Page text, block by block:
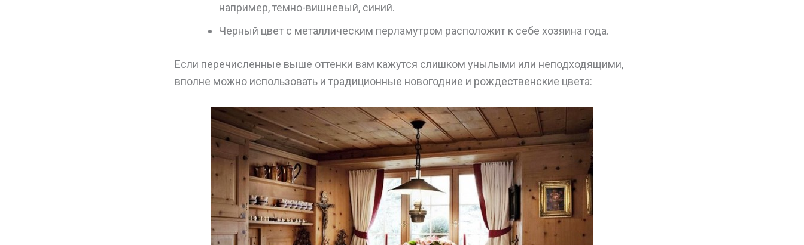
например, темно-вишневый, синий.
Черный цвет с металлическим перламутром расположит к себе хозяина года.
Если перечисленные выше оттенки вам кажутся слишком унылыми или неподходящими,
вполне можно использовать и традиционные новогодние и рождественские цвета: